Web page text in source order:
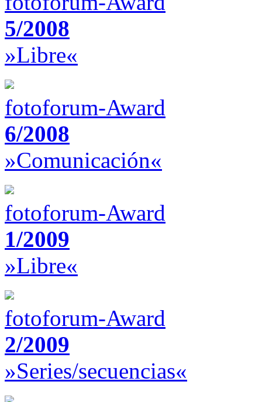
5/2008
»Libre«
fotoforum-Award
6/2008
»Comunicación«
fotoforum-Award
1/2009
»Libre«
fotoforum-Award
2/2009
»Series/secuencias«